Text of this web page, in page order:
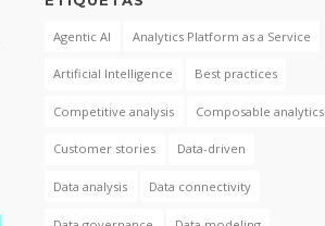
Agentic AI Analytics Platform as a Service
Artificial Intelligence Best practices
Competitive analysis Composable analytics
Customer stories Data-driven
Data analysis Data connectivity